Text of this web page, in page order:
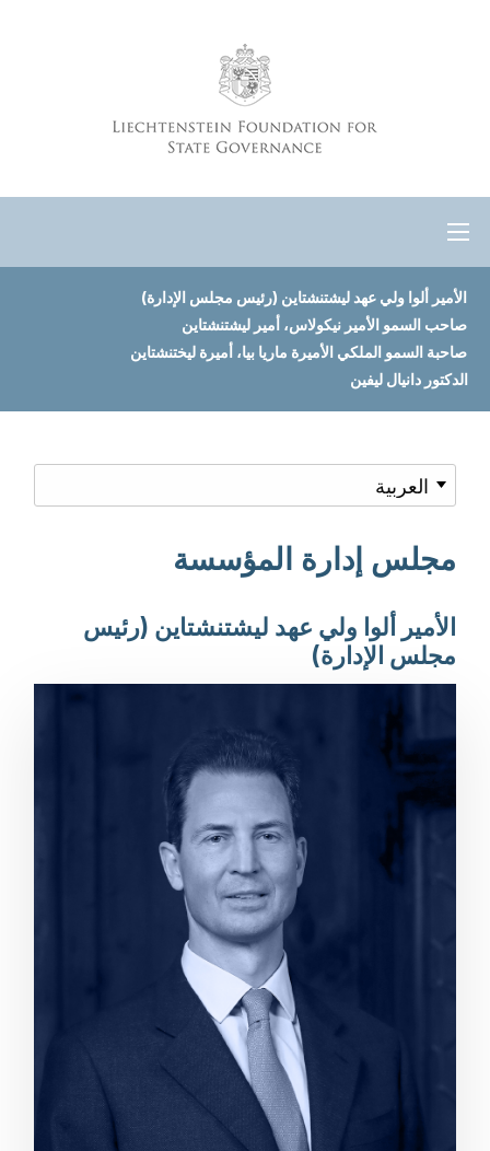
الأمير ألوا ولي عهد ليشتنشتاين (رئيس مجلس الإدارة)
صاحب السمو الأمير نيكولاس، أمير ليشتنشتاين
صاحبة السمو الملكي الأميرة ماريا بيا، أميرة ليختنشتاين
الدكتور دانيال ليفين
مجلس إدارة المؤسسة
الأمير ألوا ولي عهد ليشتنشتاين (رئيس
مجلس الإدارة)